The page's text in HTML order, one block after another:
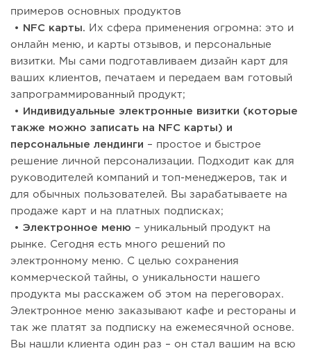
примеров основных продуктов
• NFC карты.
Их сфера применения огромна: это и
онлайн меню, и карты отзывов, и персональные
визитки. Мы сами подготавливаем дизайн карт для
ваших клиентов, печатаем и передаем вам готовый
запрограммированный продукт;
• Индивидуальные электронные визитки (которые
также можно записать на NFC карты) и
персональные лендинги – простое и быстрое
решение личной персонализации. Подходит как для
руководителей компаний и топ-менеджеров, так и
для обычных пользователей. Вы зарабатываете на
продаже карт и на платных подписках;
• Электронное меню – уникальный продукт на
рынке. Сегодня есть много решений по
электронному меню. С целью сохранения
коммерческой тайны, о уникальности нашего
продукта мы расскажем об этом на переговорах.
Электронное меню заказывают кафе и рестораны и
так же платят за подписку на ежемесячной основе.
Вы нашли клиента один раз – он стал вашим на всю